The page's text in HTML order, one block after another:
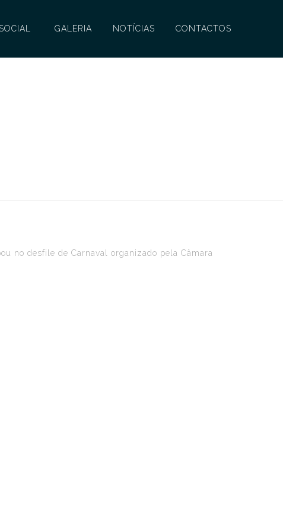
GALERIA NOTÍCIAS CONTACTOS
no desfile de Carnaval organizado pela Câmara